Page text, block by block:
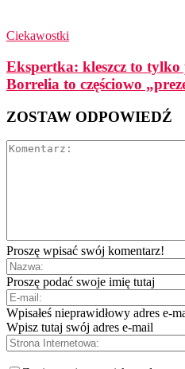
Ciekawostki
Ekspertka: kleszcz to
Borrelia to częściowo
ZOSTAW ODPOWIEDŹ
Proszę wpisać swój komentarz!
Proszę podać swoje imię tutaj
Wpisałeś nieprawidłowy adres e-
Wpisz tutaj swój adres e-mail